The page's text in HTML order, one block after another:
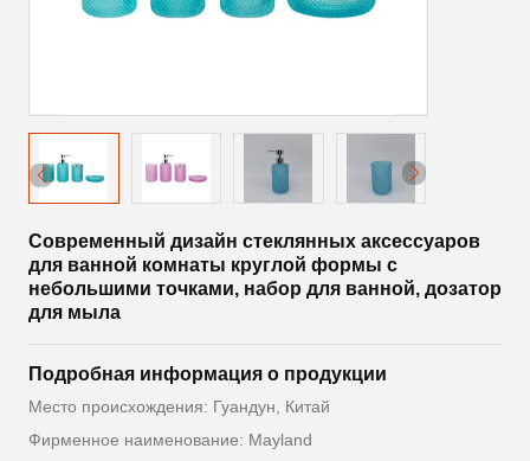
Современный дизайн стеклянных аксессуаров
для ванной комнаты круглой формы с
небольшими точками, набор для ванной, дозатор
для мыла
Подробная информация о продукции
Место происхождения: Гуандун, Китай
Фирменное наименование: Mayland